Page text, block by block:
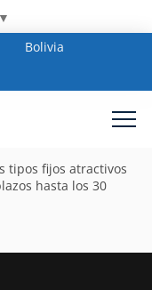
▼
Bolivia
tipos fijos atractivos
hasta los 30